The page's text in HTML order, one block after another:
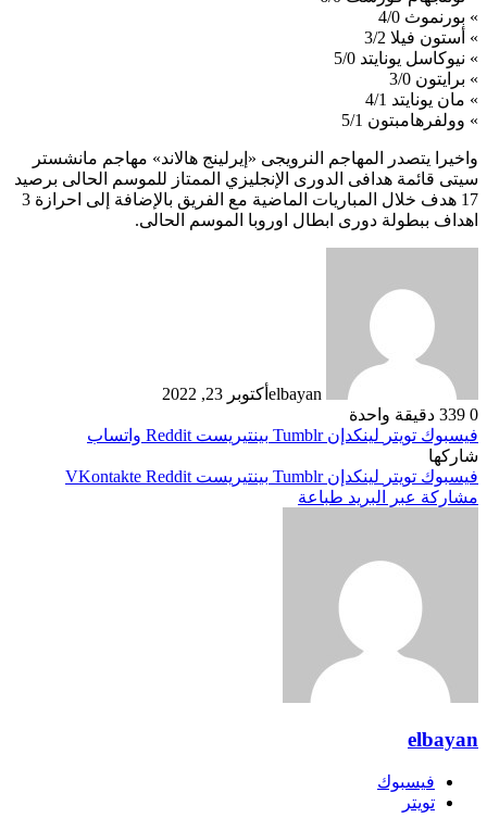
» بورنموث 4/0
» أستون فيلا 3/2
» نيوكاسل يونايتد 5/0
» برايتون 3/0
» مان يونايتد 4/1
» وولفرهامبتون 5/1
واخيرا يتصدر المهاجم النرويجى «إيرلينج هالاند» مهاجم مانشستر
سيتى قائمة هدافى الدورى الإنجليزي الممتاز للموسم الحالى برصيد
17 هدف خلال المباريات الماضية مع الفريق بالإضافة إلى احرازة 3
اهداف ببطولة دورى ابطال اوروبا الموسم الحالى.
elbayan أكتوبر 23, 2022
0
دقيقة واحدة
فيسبوك تويتر لينكدإن بينتيريست
واتساب
شاركها
فيسبوك تويتر لينكدإن بينتيريست
مشاركة عبر البريد طباعة
elbayan
فيسبوك
تويتر